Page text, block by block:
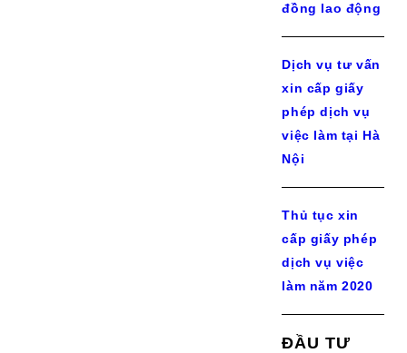
đồng lao động
Dịch vụ tư vấn
xin cấp giấy
phép dịch vụ
việc làm tại Hà
Nội
Thủ tục xin
cấp giấy phép
dịch vụ việc
làm năm 2020
ĐẦU TƯ